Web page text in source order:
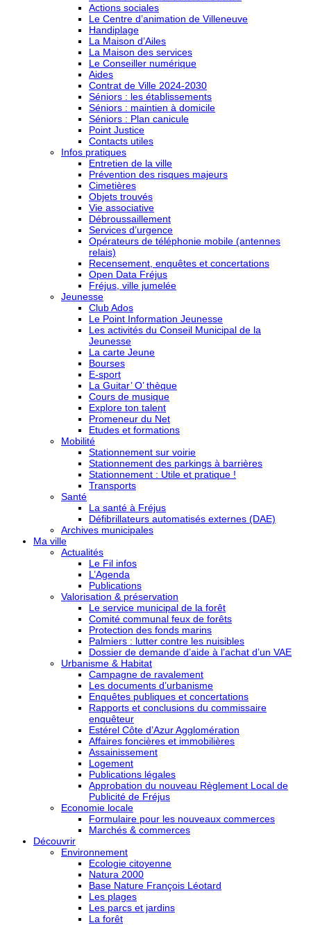
Actions sociales
Le Centre d’animation de Villeneuve
Handiplage
La Maison d’Ailes
La Maison des services
Le Conseiller numérique
Aides
Contrat de Ville 2024-2030
Séniors : les établissements
Séniors : maintien à domicile
Séniors : Plan canicule
Point Justice
Contacts utiles
Infos pratiques
Entretien de la ville
Prévention des risques majeurs
Cimetières
Objets trouvés
Vie associative
Débroussaillement
Services d’urgence
Opérateurs de téléphonie mobile (antennes
relais)
Recensement, enquêtes et concertations
Open Data Fréjus
Fréjus, ville jumelée
Jeunesse
Club Ados
Le Point Information Jeunesse
Les activités du Conseil Municipal de la
Jeunesse
La carte Jeune
Bourses
E-sport
La Guitar’ O’ thèque
Cours de musique
Explore ton talent
Promeneur du Net
Etudes et formations
Mobilité
Stationnement sur voirie
Stationnement des parkings à barrières
Stationnement : Utile et pratique !
Transports
Santé
La santé à Fréjus
Défibrillateurs automatisés externes (DAE)
Archives municipales
Ma ville
Actualités
Le Fil infos
L’Agenda
Publications
Valorisation & préservation
Le service municipal de la forêt
Comité communal feux de forêts
Protection des fonds marins
Palmiers : lutter contre les nuisibles
Dossier de demande d’aide à l’achat d’un VAE
Urbanisme & Habitat
Campagne de ravalement
Les documents d’urbanisme
Enquêtes publiques et concertations
Rapports et conclusions du commissaire
enquêteur
Estérel Côte d’Azur Agglomération
Affaires foncières et immobilières
Assainissement
Logement
Publications légales
Approbation du nouveau Règlement Local de
Publicité de Fréjus
Economie locale
Formulaire pour les nouveaux commerces
Marchés & commerces
Découvrir
Environnement
Ecologie citoyenne
Natura 2000
Base Nature François Léotard
Les plages
Les parcs et jardins
La forêt